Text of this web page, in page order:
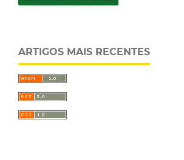
ARTIGOS MAIS RECENTES